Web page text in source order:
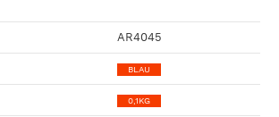
AR4045
BLAU
0,1KG